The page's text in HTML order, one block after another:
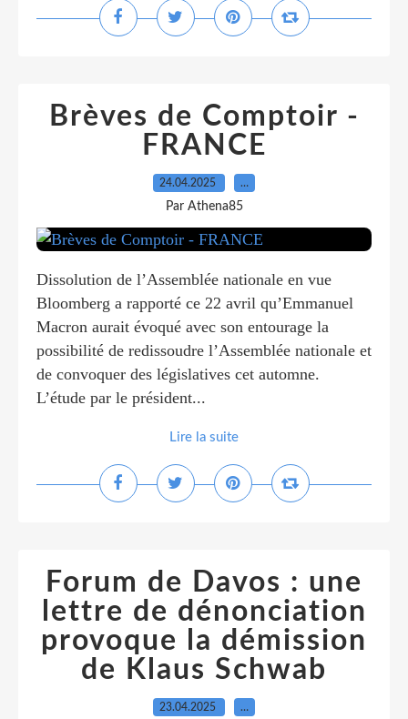
Brèves de Comptoir -
FRANCE
24.04.2025 …
Par Athena85
Dissolution de l’Assemblée nationale en vue
Bloomberg a rapporté ce 22 avril qu’Emmanuel
Macron aurait évoqué avec son entourage la
possibilité de redissoudre l’Assemblée nationale et
de convoquer des législatives cet automne.
L’étude par le président...
Lire la suite
Forum de Davos : une
lettre de dénonciation
provoque la démission
de Klaus Schwab
23.04.2025 …